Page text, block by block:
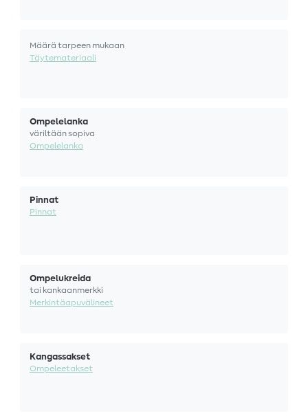
Määrä tarpeen mukaan
Täytemateriaali
Ompelelanka
väriltään sopiva
Ompelelanka
Pinnat
Pinnat
Ompelukreida
tai kankaanmerkki
Merkintäapuvälineet
Kangassakset
Ompeleetakset